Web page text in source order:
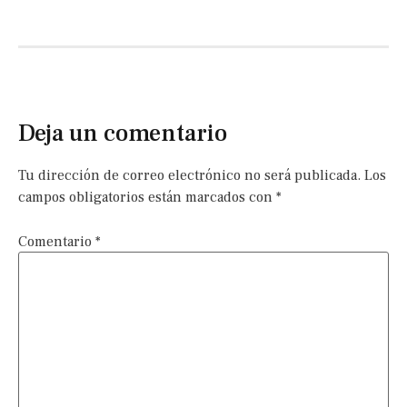
Deja un comentario
Tu dirección de correo electrónico no será publicada. Los
campos obligatorios están marcados con *
Comentario *